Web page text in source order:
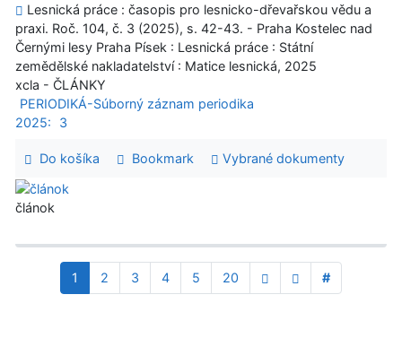
Lesnická práce : časopis pro lesnicko-dřevařskou vědu a
praxi. Roč. 104, č. 3 (2025), s. 42-43. - Praha Kostelec nad
Černými lesy Praha Písek : Lesnická práce : Státní
zemědělské nakladatelství : Matice lesnická, 2025
xcla - ČLÁNKY
PERIODIKÁ-Súborný záznam periodika
2025:
3
Do košíka Bookmark Vybrané dokumenty
článok
1 2 3 4 5 20 #